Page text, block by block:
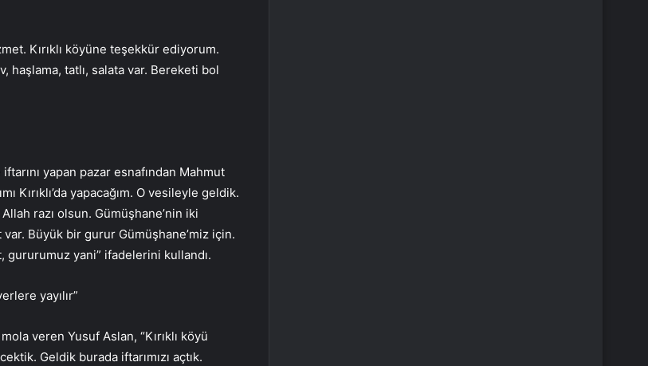
Kırıklı köyüne teşekkür ediyorum.
haşlama, tatlı, salata var. Bereketi bol
yapan pazar esnafından Mahmut
Kırıklı’da yapacağım. O vesileyle geldik.
razı olsun. Gümüşhane’nin iki
Büyük bir gurur Gümüşhane’miz için.
yani” ifadelerini kullandı.
yayılır”
veren Yusuf Aslan, “Kırıklı köyü
Geldik burada iftarımızı açtık.